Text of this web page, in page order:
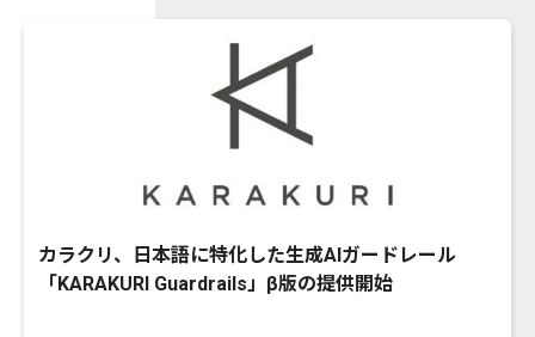
カラクリ、日本語に特化した生成AIガードレール
「KARAKURI Guardrails」β版の提供開始